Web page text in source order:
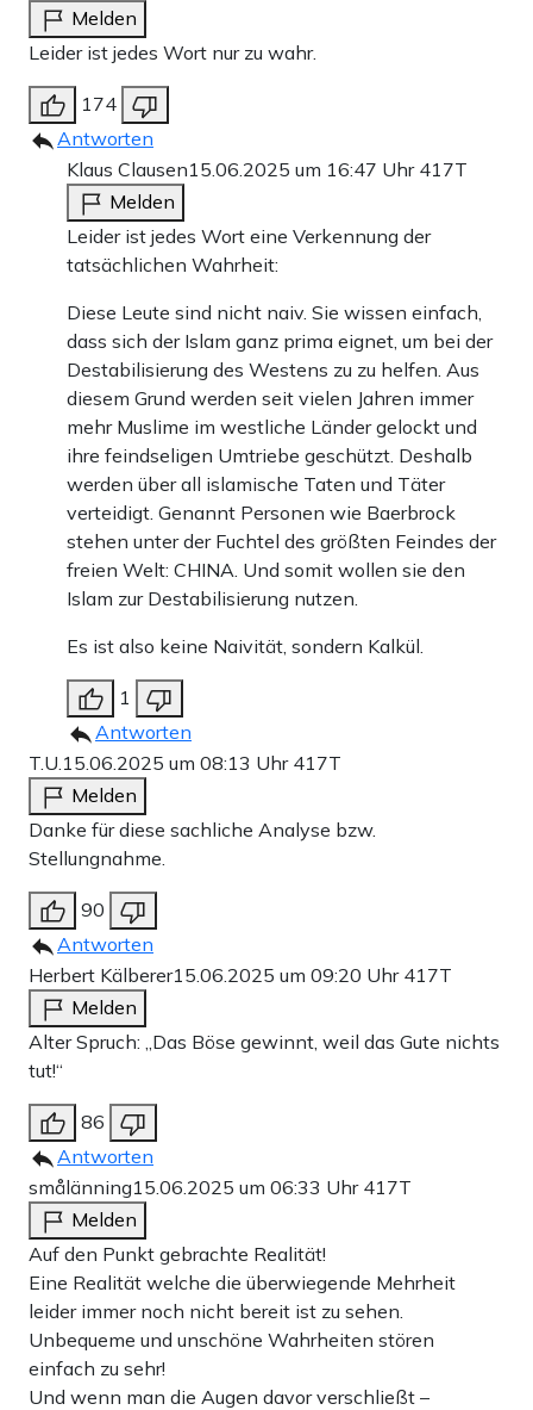
Melden
Leider ist jedes Wort nur zu wahr.
174
Antworten
Klaus Clausen15.06.2025 um 16:47 Uhr 417T
Melden
Leider ist jedes Wort eine Verkennung der
tatsächlichen Wahrheit:
Diese Leute sind nicht naiv. Sie wissen einfach,
dass sich der Islam ganz prima eignet, um bei der
Destabilisierung des Westens zu zu helfen. Aus
diesem Grund werden seit vielen Jahren immer
mehr Muslime im westliche Länder gelockt und
ihre feindseligen Umtriebe geschützt. Deshalb
werden über all islamische Taten und Täter
verteidigt. Genannt Personen wie Baerbrock
stehen unter der Fuchtel des größten Feindes der
freien Welt: CHINA. Und somit wollen sie den
Islam zur Destabilisierung nutzen.
Es ist also keine Naivität, sondern Kalkül.
1
Antworten
T.U.15.06.2025 um 08:13 Uhr 417T
Melden
Danke für diese sachliche Analyse bzw.
Stellungnahme.
90
Antworten
Herbert Kälberer15.06.2025 um 09:20 Uhr 417T
Melden
Alter Spruch: „Das Böse gewinnt, weil das Gute nichts
tut!“
86
Antworten
smålänning15.06.2025 um 06:33 Uhr 417T
Melden
Auf den Punkt gebrachte Realität!
Eine Realität welche die überwiegende Mehrheit
leider immer noch nicht bereit ist zu sehen.
Unbequeme und unschöne Wahrheiten stören
einfach zu sehr!
Und wenn man die Augen davor verschließt –